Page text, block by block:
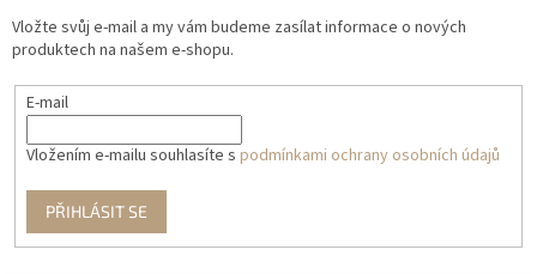
Vložte svůj e-mail a my vám budeme zasílat informace o nových
produktech na našem e-shopu.
E-mail
Vložením e-mailu souhlasíte s podmínkami ochrany osobních údajů
PŘIHLÁSIT SE